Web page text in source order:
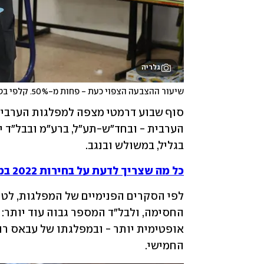
גלריה
שיעור ההצבעה הצפוי כעת - פחות מ-50%. קלפי בטמרה
בגליל, במשולש ובנגב.
כל מה שצריך לדעת על בחירות 2022 במקום אחד
החמישי.